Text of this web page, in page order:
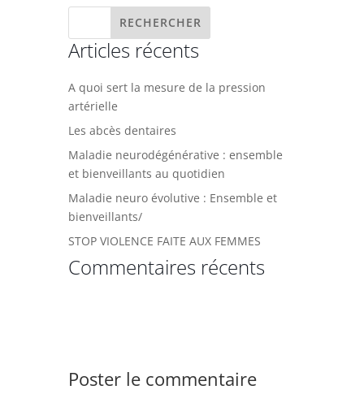
Articles récents
A quoi sert la mesure de la pression
artérielle
Les abcès dentaires
Maladie neurodégénérative : ensemble
et bienveillants au quotidien
Maladie neuro évolutive : Ensemble et
bienveillants/
STOP VIOLENCE FAITE AUX FEMMES
Commentaires récents
Poster le commentaire